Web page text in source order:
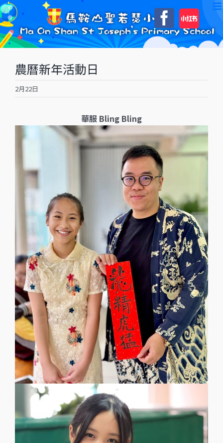
Skip
to
content
自
訂
農曆新年活動日
2月22日
華服 Bling Bling